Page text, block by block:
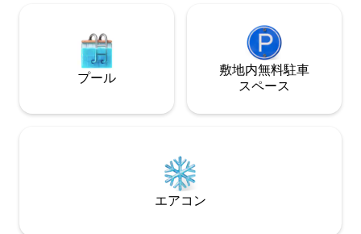
プール
敷地内無料駐⁠車
ス⁠ペ⁠ー⁠ス
エアコン